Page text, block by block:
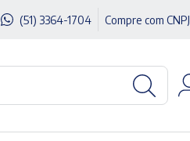
(51) 3364-1704 Compre com CNPJ